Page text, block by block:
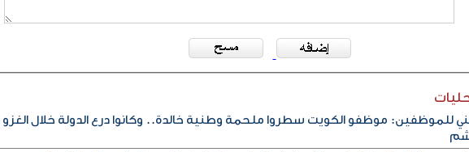
للموظفين: موظفو الكويت سطروا ملحمة وطنية خالدة.. وكانوا درع الدولة خلال الغزو